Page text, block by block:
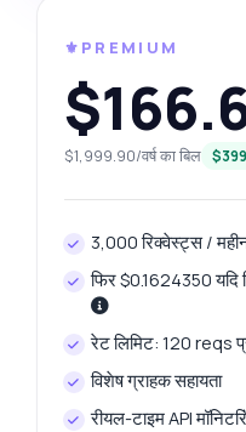
⚜️PREMIUM
$1,999.90/वर्ष का बिल
3,000 रिक्वेस्ट्स /
फिर $0.1624350 यदि
रेट लिमिट: 120 reqs
विशेष ग्राहक सहायता
रीयल-टाइम API